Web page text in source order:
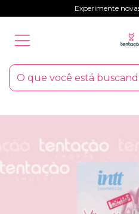
Experimente